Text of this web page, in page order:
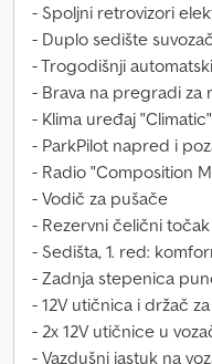
- Spoljni retrovizori
- Duplo sedište
- Trogodišnji
- Brava na pregradi za
- Klima uređaj "Climatic"
- ParkPilot napred i
- Radio "Composition
- Vodič za pušače
- Rezervni čelični
- Sedišta, 1. red:
- Zadnja stepenica
- 12V utičnica i držač
- 2x 12V utičnice u
- Vazdušni jastuk na